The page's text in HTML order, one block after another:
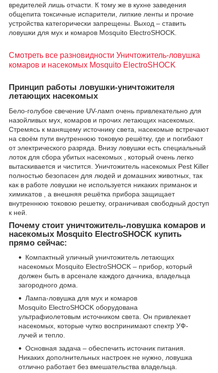
вредителей лишь отчасти. К тому же в кухне заведения
общепита токсичные испарители, липкие ленты и прочие
устройства категорически запрещены. Выход – ставить
ловушки для мух и комаров Mosquito ElectroSHOCK.
Смотреть все разновидности Уничтожитель-ловушка
комаров и насекомых Mosquito ElectroSHOCK
Принцип работы ловушки-уничтожителя
летающих насекомых
Бело-голубое свечение UV-ламп очень привлекательно для
назойливых мух, комаров и прочих летающих насекомых.
Стремясь к манящему источнику света, насекомые встречают
на своём пути внутреннюю токовую решётку, где и погибают
от электрического разряда. Внизу ловушки есть специальный
лоток для сбора убитых насекомых , который очень легко
вытаскивается и чистится. Уничтожитель насекомых Pest Killer
полностью безопасен для людей и домашних животных, так
как в работе ловушки не используется никаких приманок и
химикатов , а внешняя решётка прибора защищает
внутреннюю токовою решетку, ограничивая свободный доступ
к ней.
Почему стоит уничтожитель-ловушка комаров и
насекомых Mosquito ElectroSHOCK купить
прямо сейчас:
Компактный уличный уничтожитель летающих
насекомых Mosquito ElectroSHOCK – прибор, который
должен быть в арсенале каждого дачника, владельца
загородного дома.
Лампа-ловушка для мух и комаров
Mosquito ElectroSHOCK оборудована
ультрафиолетовым источником света. Он привлекает
насекомых, которые чутко воспринимают спектр УФ-
лучей и тепло.
Основная задача – обеспечить источник питания.
Никаких дополнительных настроек не нужно, ловушка
отлично работает без вмешательства владельца.